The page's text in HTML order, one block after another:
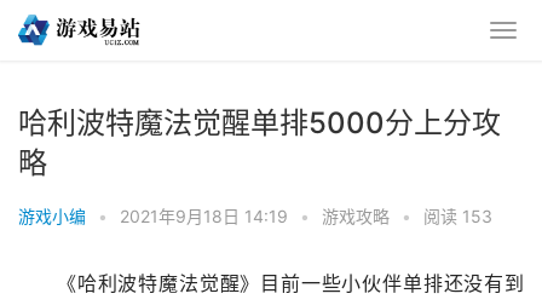
哈利波特魔法觉醒单排5000分上分攻
略
游戏小编 • 2021年9月18日 14:19 • 游戏攻略 • 阅读 153
《哈利波特魔法觉醒》目前一些小伙伴单排还没有到